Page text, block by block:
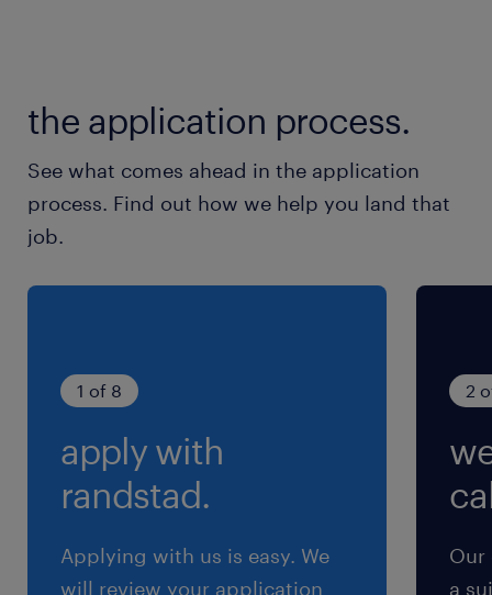
就業時間
※実働8時間00分
残業
残業月10時間程度※繁忙期（11月～3月）は20時
the application process.
See what comes ahead in the application
process. Find out how we help you land that
job.
1 of 8
apply with
randstad.
Applying with us is easy. We
will review your application
2
Our
a